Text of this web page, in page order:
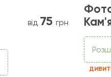
від 75 грн